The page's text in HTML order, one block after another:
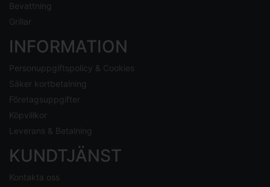
Bevattning
Grillar
INFORMATION
Personuppgiftspolicy & Cookies
Säker kortbetalning
Företagsuppgifter
Köpvillkor
Leverans & Betalning
KUNDTJÄNST
Kontakta oss